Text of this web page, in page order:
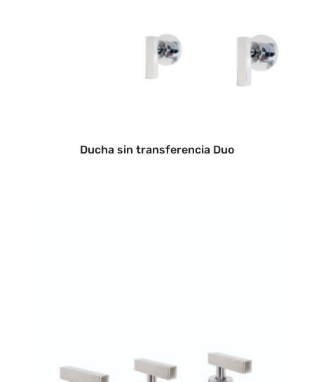
Ducha sin transferencia Duo